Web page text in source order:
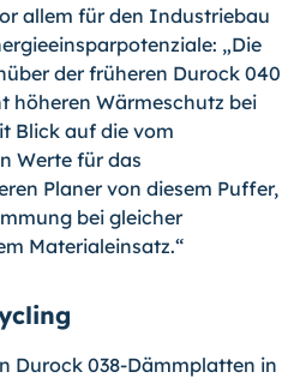
allem für den Industriebau
„Die
der früheren Durock 040
höheren Wärmeschutz bei
Blick auf die vom
Werte für das
Planer von diesem Puffer,
bei gleicher
Materialeinsatz.“
Durock 038-Dämmplatten in